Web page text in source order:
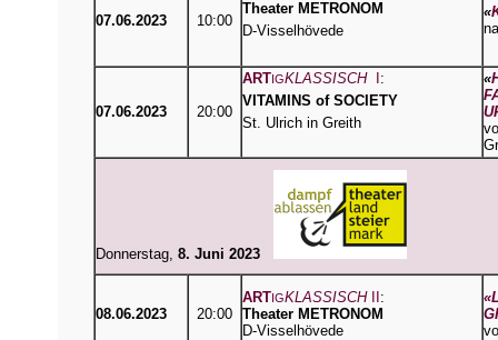
07.06.2023 10:00
Theater METRONOM
D-Visselhövede
«
07.06.2023 20:00
ARTIGKLASSISCH
:
VITAMINS of SOCIETY
St. Ulrich in Greith
«
Donnerstag, 8. Juni 2023
08.06.2023 20:00
ARTIGKLASSISCHII :
Theater METRONOM
D-Visselhövede